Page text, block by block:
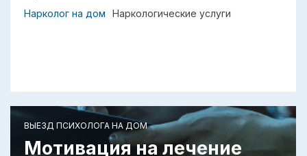
Нарколог на дом Наркологические услуги
ВЫЕЗД ПСИХОЛОГА НА ДОМ
Мотивация на лечение